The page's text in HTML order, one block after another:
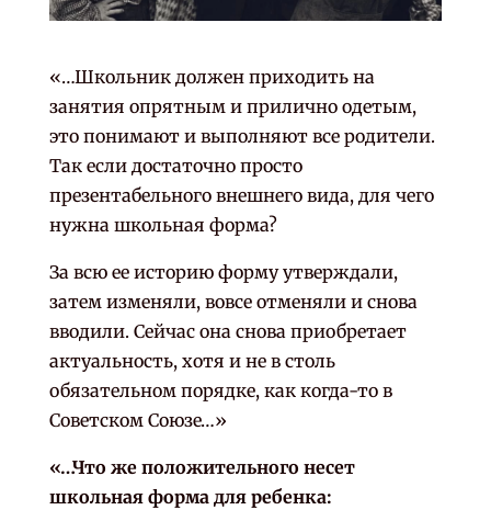
«…Школьник должен приходить на
занятия опрятным и прилично одетым,
это понимают и выполняют все родители.
Так если достаточно просто
презентабельного внешнего вида, для чего
нужна школьная форма?
За всю ее историю форму утверждали,
затем изменяли, вовсе отменяли и снова
вводили. Сейчас она снова приобретает
актуальность, хотя и не в столь
обязательном порядке, как когда-то в
Советском Союзе…»
«…Что же положительного несет
школьная форма для ребенка: